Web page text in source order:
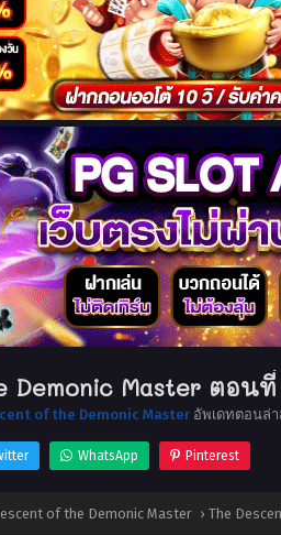
Demonic Master ตอนที่
of the Demonic Master อัพเดทตอนล่
WhatsApp Pinterest
of the Demonic Master › The